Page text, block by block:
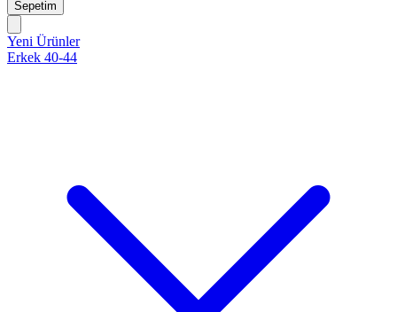
Sepetim
Yeni Ürünler
Erkek 40-44